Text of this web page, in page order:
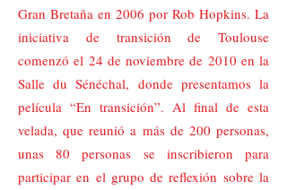
Gran Bretaña en 2006 por Rob Hopkins. La
iniciativa de transición de Toulouse
comenzó el 24 de noviembre de 2010 en la
Salle du Sénéchal, donde presentamos la
película “En transición”. Al final de esta
velada, que reunió a más de 200 personas,
unas 80 personas se inscribieron para
participar en el grupo de reflexión sobre la